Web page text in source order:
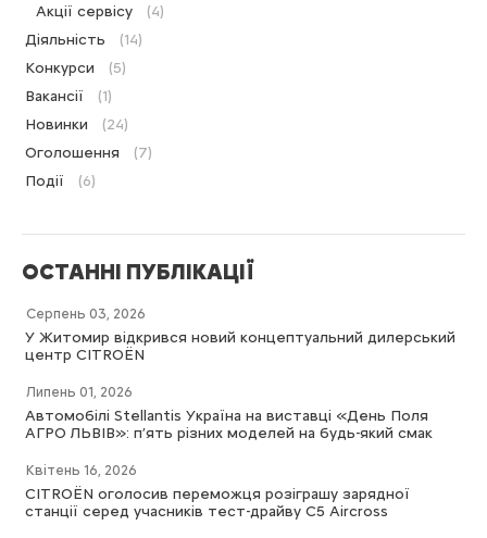
Акції сервісу
(4)
Діяльність
(14)
Конкурси
(5)
Вакансії
(1)
Новинки
(24)
Оголошення
(7)
Події
(6)
ОСТАННІ ПУБЛІКАЦІЇ
Серпень 03, 2026
У Житомир відкрився новий концептуальний дилерський
центр CITROËN
Липень 01, 2026
Автомобілі Stellantis Україна на виставці «День Поля
АГРО ЛЬВІВ»: п’ять різних моделей на будь-який смак
Квітень 16, 2026
CITROËN оголосив переможця розіграшу зарядної
станції серед учасників тест-драйву C5 Aircross